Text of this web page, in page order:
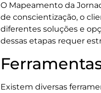
O Mapeamento da
de conscientização, o
diferentes soluções e
dessas etapas requer
Existem diversas